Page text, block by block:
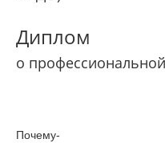
Диплом
о
Почему­